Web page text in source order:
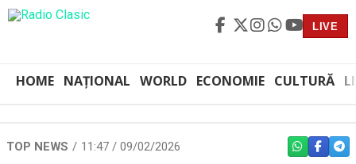
LIVE
HOME NAȚIONAL WORLD ECONOMIE CULTURĂ
TOP NEWS 11:47 / 09/02/2026 WHATSAPP